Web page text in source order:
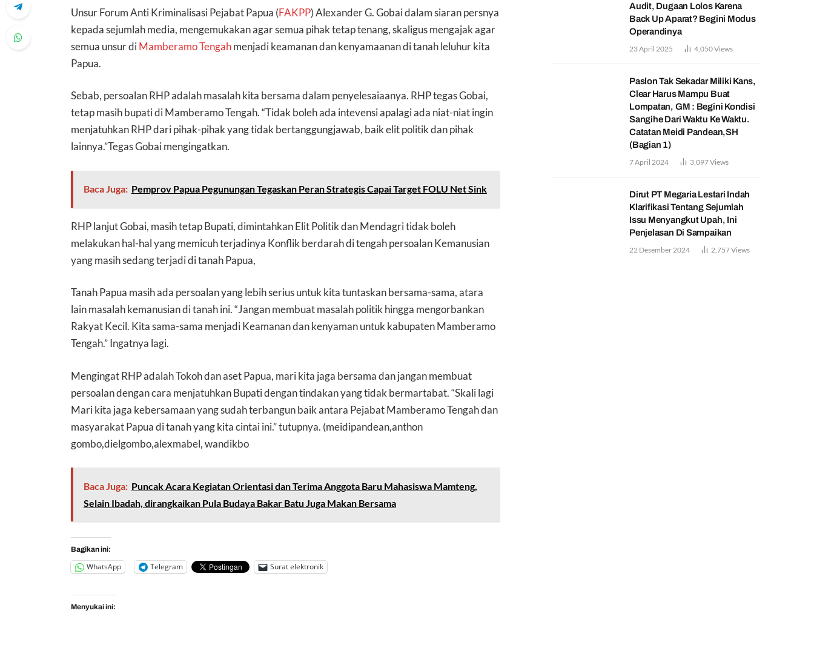
Unsur Forum Anti Kriminalisasi Pejabat Papua (FAKPP) Alexander G. Gobai dalam siaran persnya
kepada sejumlah media, mengemukakan agar semua pihak tetap tenang, skaligus mengajak agar
semua unsur di Mamberamo Tengah menjadi keamanan dan kenyamaanan di tanah leluhur kita
Papua.
Sebab, persoalan RHP adalah masalah kita bersama dalam penyelesaiaanya. RHP tegas Gobai,
tetap masih bupati di Mamberamo Tengah. “Tidak boleh ada intevensi apalagi ada niat-niat ingin
menjatuhkan RHP dari pihak-pihak yang tidak bertanggungjawab, baik elit politik dan pihak
lainnya.”Tegas Gobai mengingatkan.
Baca Juga: Pemprov Papua Pegunungan Tegaskan Peran Strategis Capai Target FOLU Net Sink
RHP lanjut Gobai, masih tetap Bupati, dimintahkan Elit Politik dan Mendagri tidak boleh
melakukan hal-hal yang memicuh terjadinya Konflik berdarah di tengah persoalan Kemanusian
yang masih sedang terjadi di tanah Papua,
Tanah Papua masih ada persoalan yang lebih serius untuk kita tuntaskan bersama-sama, atara
lain masalah kemanusian di tanah ini. “Jangan membuat masalah politik hingga mengorbankan
Rakyat Kecil. Kita sama-sama menjadi Keamanan dan kenyaman untuk kabupaten Mamberamo
Tengah.” Ingatnya lagi.
Mengingat RHP adalah Tokoh dan aset Papua, mari kita jaga bersama dan jangan membuat
persoalan dengan cara menjatuhkan Bupati dengan tindakan yang tidak bermartabat. “Skali lagi
Mari kita jaga kebersamaan yang sudah terbangun baik antara Pejabat Mamberamo Tengah dan
masyarakat Papua di tanah yang kita cintai ini.” tutupnya. (meidipandean,anthon
gombo,dielgombo,alexmabel, wandikbo
Baca Juga: Puncak Acara Kegiatan Orientasi dan Terima Anggota Baru Mahasiswa Mamteng,
Selain Ibadah, dirangkaikan Pula Budaya Bakar Batu Juga Makan Bersama
Bagikan ini:
WhatsApp Telegram Surat elektronik
Menyukai ini:
Audit, Dugaan Lolos Karena
Back Up Aparat? Begini Modus
Operandinya
23 April 2025 4,050Views
Paslon Tak Sekadar Miliki Kans,
Clear Harus Mampu Buat
Lompatan, GM : Begini Kondisi
Sangihe Dari Waktu Ke Waktu.
Catatan Meidi Pandean,SH
(Bagian 1)
7 April 2024 3,097Views
Dirut PT Megaria Lestari Indah
Klarifikasi Tentang Sejumlah
Issu Menyangkut Upah, Ini
Penjelasan Di Sampaikan
22 Desember 2024 2,757Views